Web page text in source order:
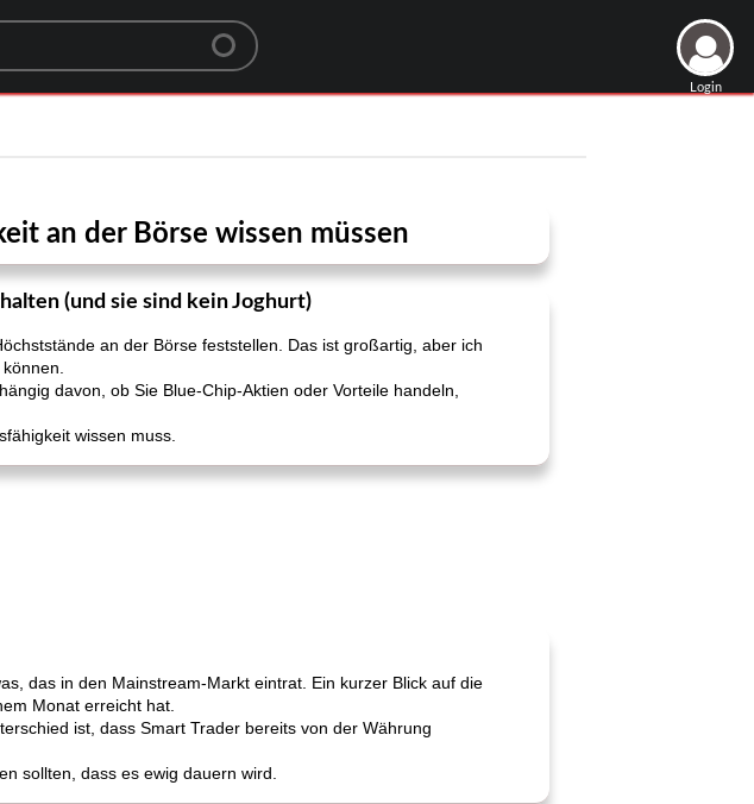
Login
an der Börse wissen müssen
(und sie sind kein Joghurt)
an der Börse feststellen. Das ist großartig, aber ich
davon, ob Sie Blue-Chip-Aktien oder Vorteile handeln,
wissen muss.
das in den Mainstream-Markt eintrat. Ein kurzer Blick auf die
Monat erreicht hat.
ist, dass Smart Trader bereits von der Währung
sollten, dass es ewig dauern wird.